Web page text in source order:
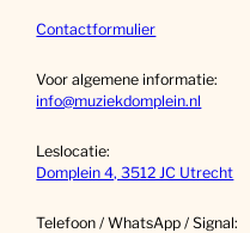
Contactformulier
Voor algemene informatie:
info@muziekdomplein.nl
Leslocatie:
Domplein 4, 3512 JC Utrecht
Telefoon / WhatsApp / Signal: